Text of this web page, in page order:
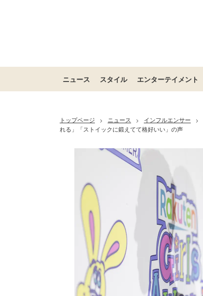
ニュース スタイル エンターテイメント
トップページ > ニュース > インフルエンサー >
れる」「ストイックに鍛えてて格好いい」の声